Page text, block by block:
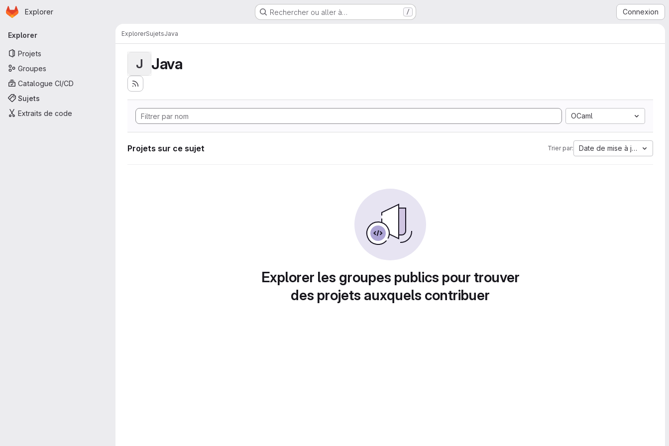
Passer au contenu principal
Page d'accueil
Explorer Rechercher ou aller à… / Connexion
Navigation principale
Explorer
Projets
Groupes
Catalogue CI/CD
Sujets
Extraits de code
ExplorerSujetsJava
J Java
OCaml
Projets sur ce sujet Trier par: Date de mise à jour
Explorer les groupes publics pour trouver
des projets auxquels contribuer